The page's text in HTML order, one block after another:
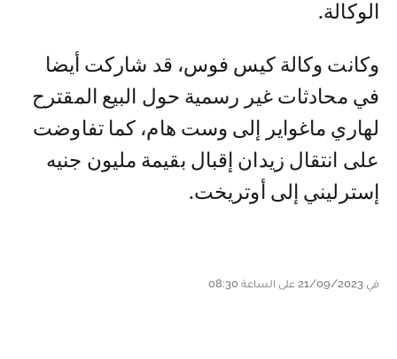
الوكالة.
وكانت وكالة كيس فوس، قد شاركت أيضا
في محادثات غير رسمية حول البيع المقترح
لهاري ماغواير إلى وست هام، كما تفاوضت
على انتقال زيدان إقبال بقيمة مليون جنيه
إسترليني إلى أوتريخت.
في 21/09/2023 على الساعة 08:30